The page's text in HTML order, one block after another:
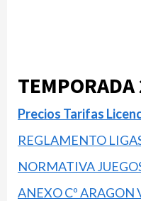
Precios Tarifas
REGLAMENTO
NORMATIVA
ANEXO Cº ARAGON